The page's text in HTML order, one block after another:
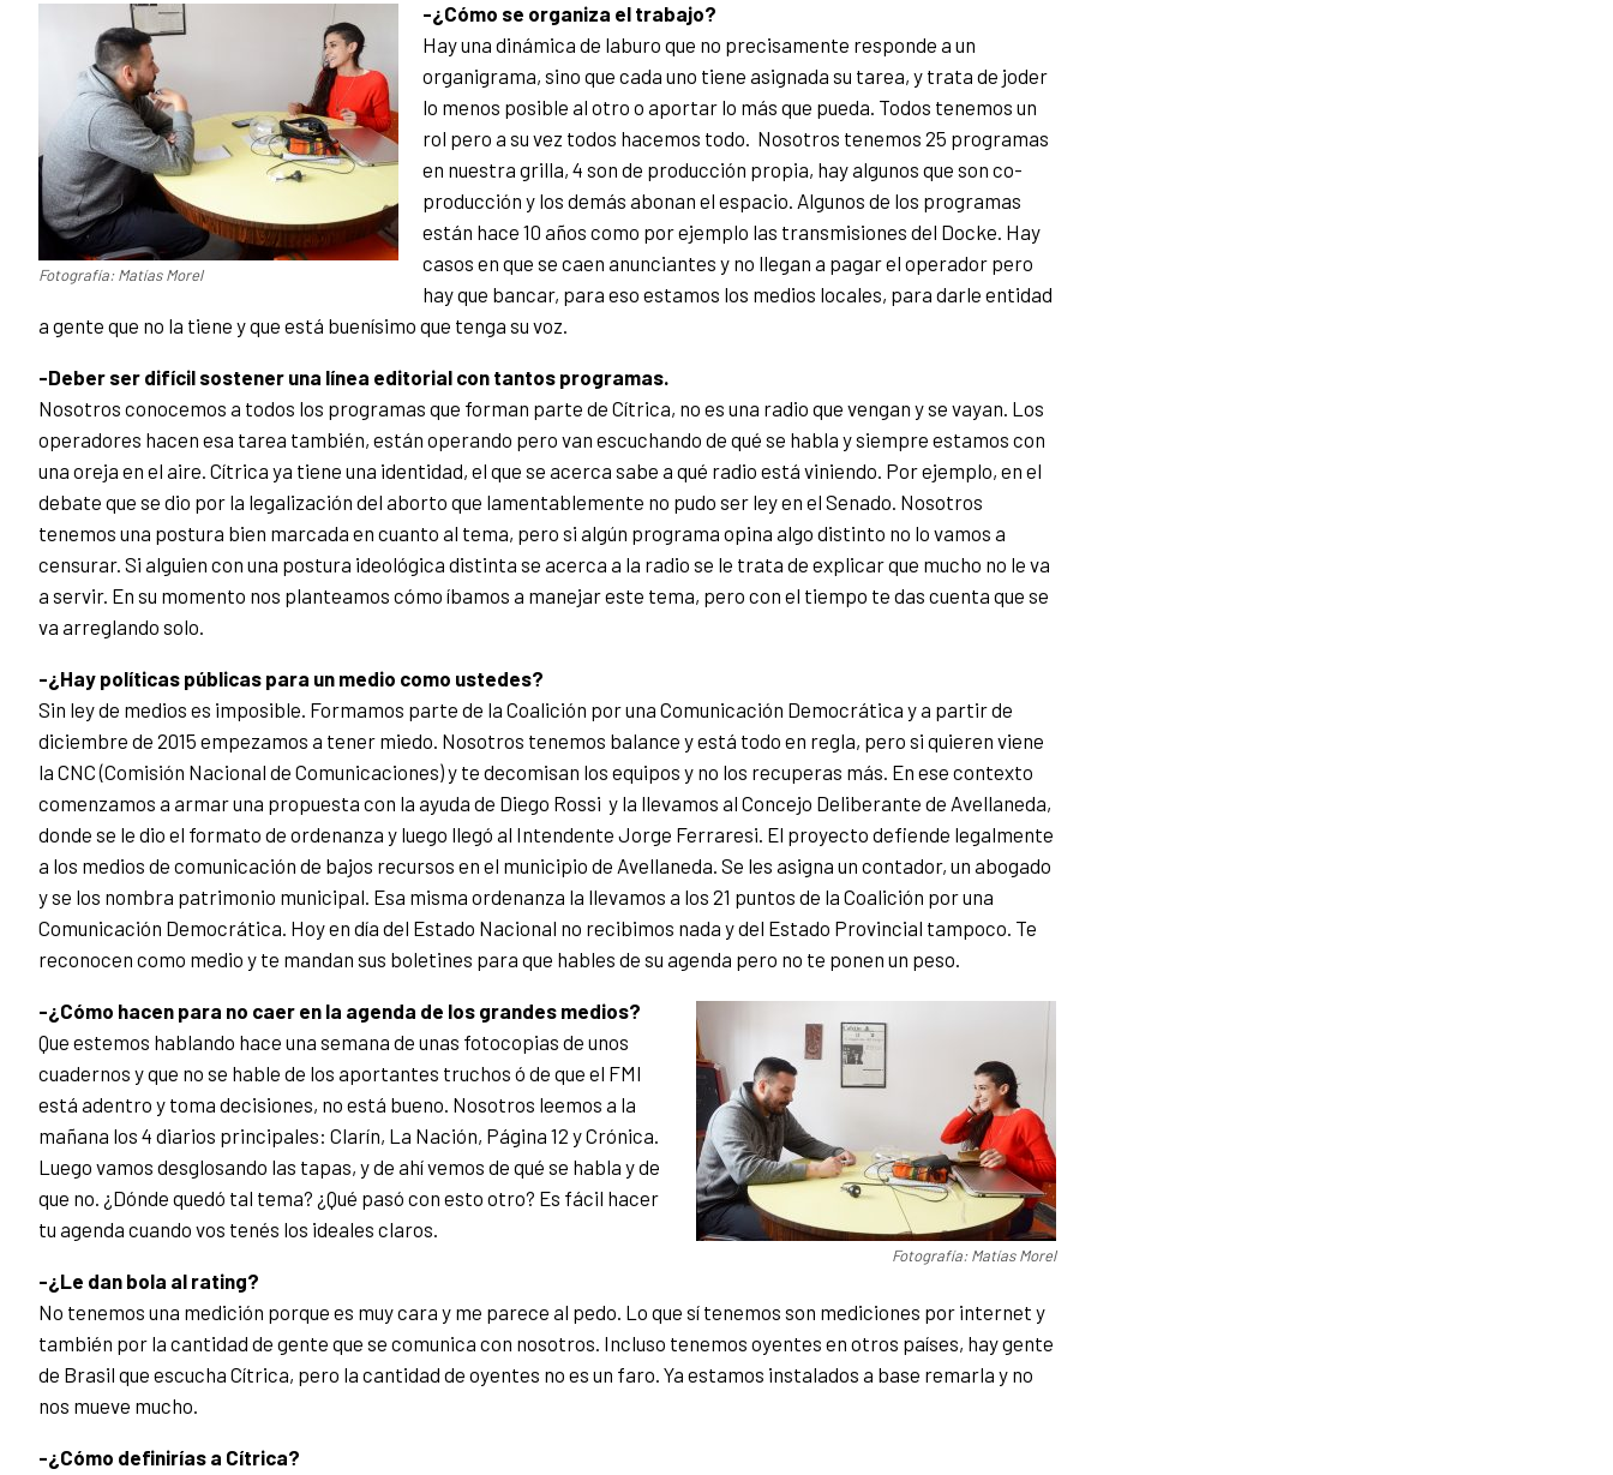
Fotografía: Matías Morel
-¿Cómo se organiza el trabajo?
Hay una dinámica de laburo que no precisamente responde a un
organigrama, sino que cada uno tiene asignada su tarea, y trata de joder
lo menos posible al otro o aportar lo más que pueda. Todos tenemos un
rol pero a su vez todos hacemos todo. Nosotros tenemos 25 programas
en nuestra grilla, 4 son de producción propia, hay algunos que son co-
producción y los demás abonan el espacio. Algunos de los programas
están hace 10 años como por ejemplo las transmisiones del Docke. Hay
casos en que se caen anunciantes y no llegan a pagar el operador pero
hay que bancar, para eso estamos los medios locales, para darle entidad
a gente que no la tiene y que está buenísimo que tenga su voz.
-Deber ser difícil sostener una línea editorial con tantos programas.
Nosotros conocemos a todos los programas que forman parte de Cítrica, no es una radio que vengan y se vayan. Los
operadores hacen esa tarea también, están operando pero van escuchando de qué se habla y siempre estamos con
una oreja en el aire. Cítrica ya tiene una identidad, el que se acerca sabe a qué radio está viniendo. Por ejemplo, en el
debate que se dio por la legalización del aborto que lamentablemente no pudo ser ley en el Senado. Nosotros
tenemos una postura bien marcada en cuanto al tema, pero si algún programa opina algo distinto no lo vamos a
censurar. Si alguien con una postura ideológica distinta se acerca a la radio se le trata de explicar que mucho no le va
a servir. En su momento nos planteamos cómo íbamos a manejar este tema, pero con el tiempo te das cuenta que se
va arreglando solo.
-¿Hay políticas públicas para un medio como ustedes?
Sin ley de medios es imposible. Formamos parte de la Coalición por una Comunicación Democrática y a partir de
diciembre de 2015 empezamos a tener miedo. Nosotros tenemos balance y está todo en regla, pero si quieren viene
la CNC (Comisión Nacional de Comunicaciones) y te decomisan los equipos y no los recuperas más. En ese contexto
comenzamos a armar una propuesta con la ayuda de Diego Rossi y la llevamos al Concejo Deliberante de Avellaneda,
donde se le dio el formato de ordenanza y luego llegó al Intendente Jorge Ferraresi. El proyecto defiende legalmente
a los medios de comunicación de bajos recursos en el municipio de Avellaneda. Se les asigna un contador, un abogado
y se los nombra patrimonio municipal. Esa misma ordenanza la llevamos a los 21 puntos de la Coalición por una
Comunicación Democrática. Hoy en día del Estado Nacional no recibimos nada y del Estado Provincial tampoco. Te
reconocen como medio y te mandan sus boletines para que hables de su agenda pero no te ponen un peso.
Fotografía: Matías Morel
-¿Cómo hacen para no caer en la agenda de los grandes medios?
Que estemos hablando hace una semana de unas fotocopias de unos
cuadernos y que no se hable de los aportantes truchos ó de que el FMI
está adentro y toma decisiones, no está bueno. Nosotros leemos a la
mañana los 4 diarios principales: Clarín, La Nación, Página 12 y Crónica.
Luego vamos desglosando las tapas, y de ahí vemos de qué se habla y de
que no. ¿Dónde quedó tal tema? ¿Qué pasó con esto otro? Es fácil hacer
tu agenda cuando vos tenés los ideales claros.
-¿Le dan bola al rating?
No tenemos una medición porque es muy cara y me parece al pedo. Lo que sí tenemos son mediciones por internet y
también por la cantidad de gente que se comunica con nosotros. Incluso tenemos oyentes en otros países, hay gente
de Brasil que escucha Cítrica, pero la cantidad de oyentes no es un faro. Ya estamos instalados a base remarla y no
nos mueve mucho.
-¿Cómo definirías a Cítrica?